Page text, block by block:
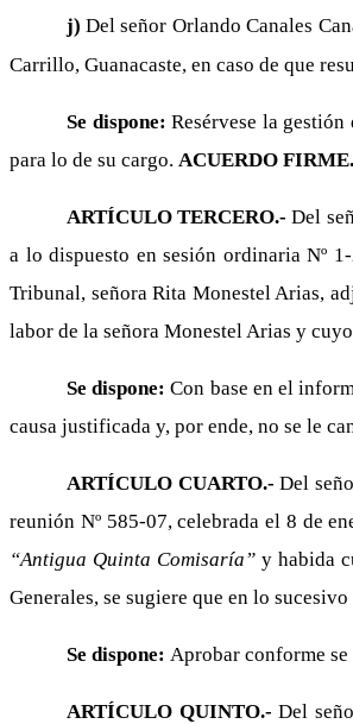
j) Del señor Orlando Canales
Carrillo, Guanacaste, en caso de que
Se dispone:Resérvese la
para lo de su cargo. ACUERDO FIRME.
ARTÍCULO TERCERO.- Del
a lo dispuesto en sesión ordinaria Nº
Tribunal, señora Rita Monestel Arias,
labor de la señora Monestel Arias y
Se dispone:Con base en el
causa justificada y, por ende, no se le
ARTÍCULO CUARTO.- Del
reunión Nº 585-07, celebrada el 8 de
“Antigua Quinta Comisaría” y habida
Generales, se sugiere que en lo
Se dispone: Aprobar conforme se
ARTÍCULO QUINTO.- Del